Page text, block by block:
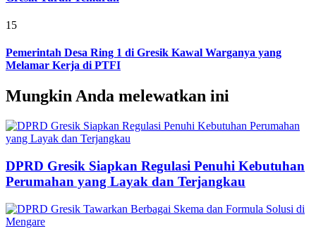
15
Pemerintah Desa Ring 1 di Gresik Kawal Warganya yang
Melamar Kerja di PTFI
Mungkin Anda melewatkan ini
DPRD Gresik Siapkan Regulasi Penuhi Kebutuhan
Perumahan yang Layak dan Terjangkau